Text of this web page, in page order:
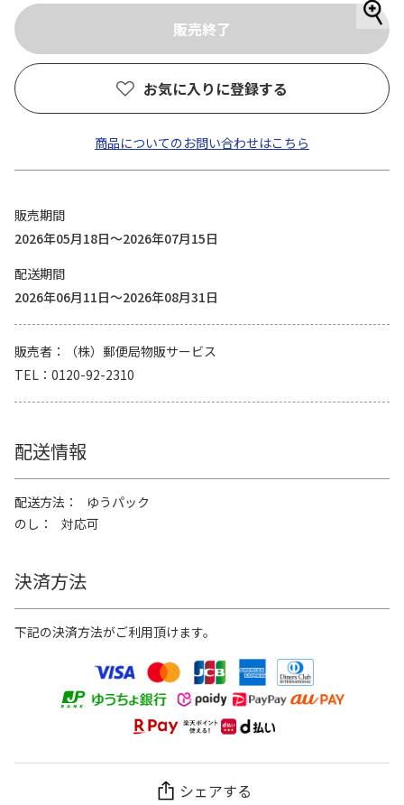
お気に入りに登録する
商品についてのお問い合わせはこちら
販売期間
2026年05月18日～2026年07月15日
配送期間
2026年06月11日～2026年08月31日
販売者
（株）郵便局物販サービス
TEL
0120-92-2310
配送情報
配送方法
ゆうパック
のし
対応可
決済方法
下記の決済方法がご利用頂けます。
シェアする